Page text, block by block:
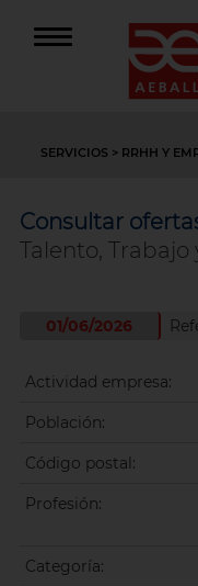
SERVICIOS > RRHH Y
Consultar
Talento,
01/06/2026
Actividad empresa:
Población:
Código postal:
Profesión:
Categoría: